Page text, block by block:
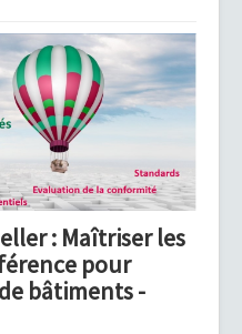
: Maîtriser les
pour
bâtiments -